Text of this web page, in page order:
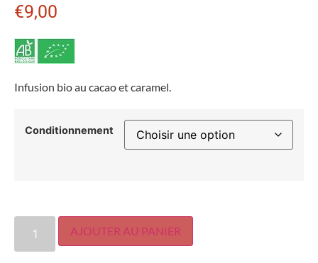
€9,00
Infusion bio au cacao et caramel.
Conditionnement
AJOUTER AU PANIER